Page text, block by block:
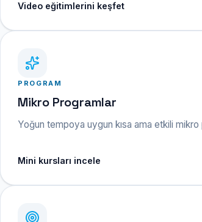
Video eğitimlerini keşfet
PROGRAM
Mikro Programlar
Yoğun tempoya uygun kısa ama etkili
Mini kursları incele